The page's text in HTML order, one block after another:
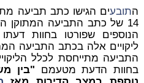
התובע
14 של כתב התביעה המתוקן התייחסו ה
הנוספים שפורטו בחוות
ליקויים אלה בכתב התביעה
התביעה מתייחסת לכלל
בחוות הדעת מטעמם "בין